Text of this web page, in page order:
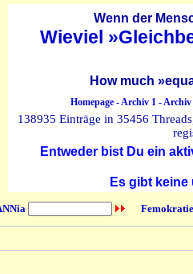
Wenn der
Wieviel
How much
Homepage-Archiv 1-Archiv
138935 Einträge in 35456
Entweder bist Du ein
Es gibt